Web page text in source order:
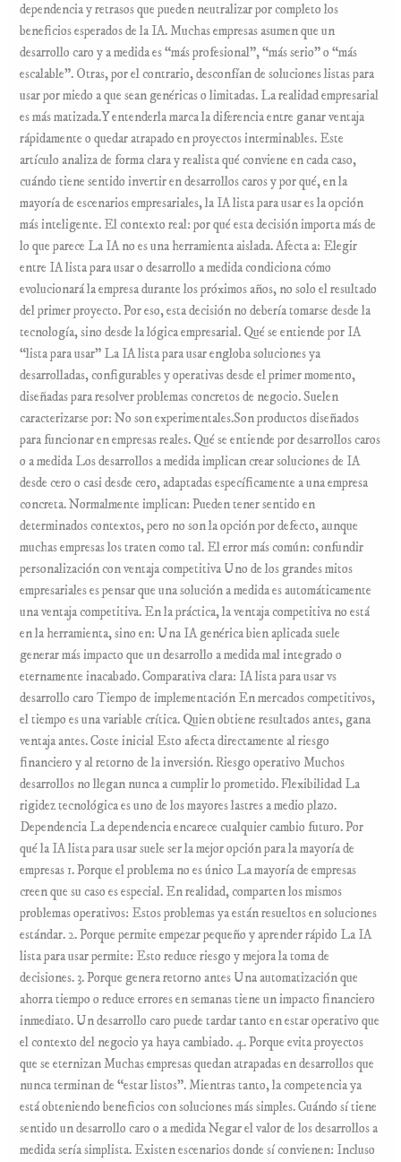
dependencia y retrasos que pueden neutralizar por completo los
beneficios esperados de la IA. Muchas empresas asumen que un
desarrollo caro y a medida es “más profesional”, “más serio” o “más
escalable”. Otras, por el contrario, desconfían de soluciones listas para
usar por miedo a que sean genéricas o limitadas. La realidad empresarial
es más matizada.Y entenderla marca la diferencia entre ganar ventaja
rápidamente o quedar atrapado en proyectos interminables. Este
artículo analiza de forma clara y realista qué conviene en cada caso,
cuándo tiene sentido invertir en desarrollos caros y por qué, en la
mayoría de escenarios empresariales, la IA lista para usar es la opción
más inteligente. El contexto real: por qué esta decisión importa más de
lo que parece La IA no es una herramienta aislada. Afecta a: Elegir
entre IA lista para usar o desarrollo a medida condiciona cómo
evolucionará la empresa durante los próximos años, no solo el resultado
del primer proyecto. Por eso, esta decisión no debería tomarse desde la
tecnología, sino desde la lógica empresarial. Qué se entiende por IA
“lista para usar” La IA lista para usar engloba soluciones ya
desarrolladas, configurables y operativas desde el primer momento,
diseñadas para resolver problemas concretos de negocio. Suelen
caracterizarse por: No son experimentales.Son productos diseñados
para funcionar en empresas reales. Qué se entiende por desarrollos caros
o a medida Los desarrollos a medida implican crear soluciones de IA
desde cero o casi desde cero, adaptadas específicamente a una empresa
concreta. Normalmente implican: Pueden tener sentido en
determinados contextos, pero no son la opción por defecto, aunque
muchas empresas los traten como tal. El error más común: confundir
personalización con ventaja competitiva Uno de los grandes mitos
empresariales es pensar que una solución a medida es automáticamente
una ventaja competitiva. En la práctica, la ventaja competitiva no está
en la herramienta, sino en: Una IA genérica bien aplicada suele
generar más impacto que un desarrollo a medida mal integrado o
eternamente inacabado. Comparativa clara: IA lista para usar vs
desarrollo caro Tiempo de implementación En mercados competitivos,
el tiempo es una variable crítica. Quien obtiene resultados antes, gana
ventaja antes. Coste inicial Esto afecta directamente al riesgo
financiero y al retorno de la inversión. Riesgo operativo Muchos
desarrollos no llegan nunca a cumplir lo prometido. Flexibilidad La
rigidez tecnológica es uno de los mayores lastres a medio plazo.
Dependencia La dependencia encarece cualquier cambio futuro. Por
qué la IA lista para usar suele ser la mejor opción para la mayoría de
empresas 1. Porque el problema no es único La mayoría de empresas
creen que su caso es especial. En realidad, comparten los mismos
problemas operativos: Estos problemas ya están resueltos en soluciones
estándar. 2. Porque permite empezar pequeño y aprender rápido La IA
lista para usar permite: Esto reduce riesgo y mejora la toma de
decisiones. 3. Porque genera retorno antes Una automatización que
ahorra tiempo o reduce errores en semanas tiene un impacto financiero
inmediato. Un desarrollo caro puede tardar tanto en estar operativo que
el contexto del negocio ya haya cambiado. 4. Porque evita proyectos
que se eternizan Muchas empresas quedan atrapadas en desarrollos que
nunca terminan de “estar listos”. Mientras tanto, la competencia ya
está obteniendo beneficios con soluciones más simples. Cuándo sí tiene
sentido un desarrollo caro o a medida Negar el valor de los desarrollos a
medida sería simplista. Existen escenarios donde sí convienen: Incluso